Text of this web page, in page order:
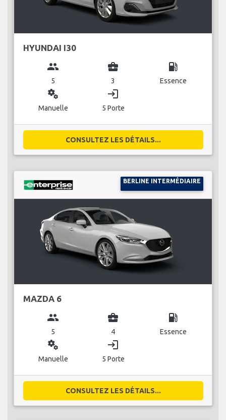
HYUNDAI I30
group
5
business_center
3
local_gas_station
Essence
miscellaneous_services
Manuelle
login
5 Porte
CONSULTEZ LES DÉTAILS...
BERLINE INTERMÉDIAIRE
MAZDA 6
group
5
business_center
4
local_gas_station
Essence
miscellaneous_services
Manuelle
login
5 Porte
CONSULTEZ LES DÉTAILS...